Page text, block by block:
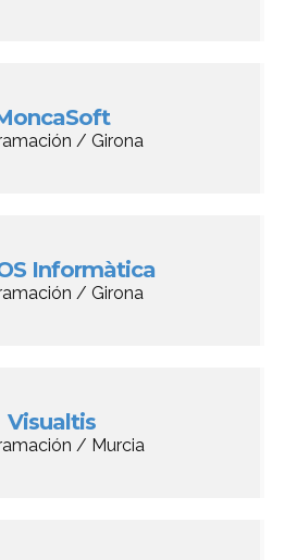
/ Girona
Informàtica
/ Girona
Visualtis
/ Murcia